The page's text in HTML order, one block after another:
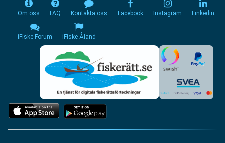
Om oss FAQ Kontakta oss Facebook Instagram Linkedin
iFiske Forum iFiske Åland